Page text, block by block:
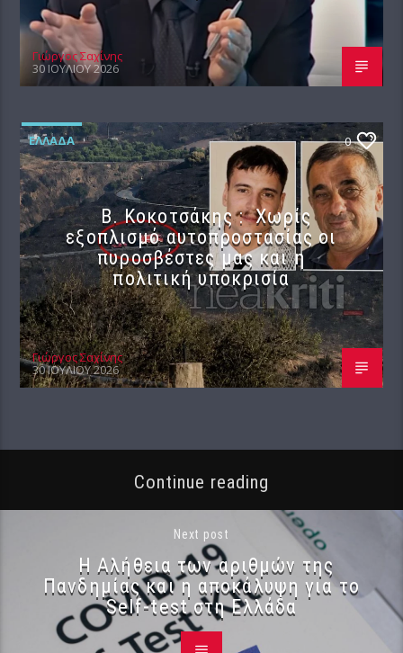
Γιώργος Σαχίνης
30 ΙΟΥΛΊΟΥ 2026
ΕΛΛΆΔΑ 0
Β. Κοκοτσάκης : Χωρίς
εξοπλισμό αυτοπροστασίας οι
πυροσβέστες μας και η
πολιτική υποκρισία
Γιώργος Σαχίνης
30 ΙΟΥΛΊΟΥ 2026
Continue reading
Next post
Η Αλήθεια των αριθμών της
Πανδημίας και η αποκάλυψη για το
Self-test στη Ελλάδα